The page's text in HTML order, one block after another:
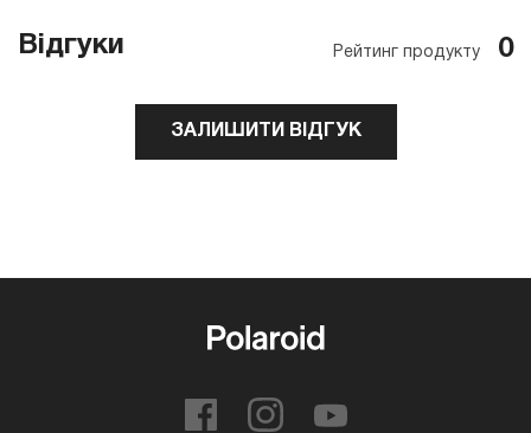
Відгуки Рейтинг продукту 0
ЗАЛИШИТИ ВІДГУК